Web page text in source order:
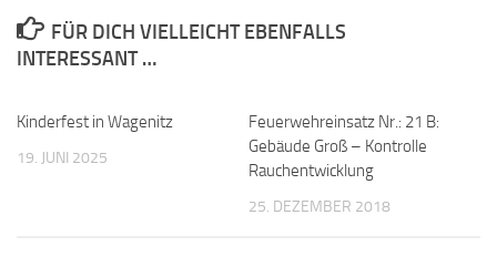
FÜR DICH VIELLEICHT EBENFALLS
INTERESSANT …
Kinderfest in Wagenitz
19. JUNI 2025
Feuerwehreinsatz Nr.: 21 B:
Gebäude Groß – Kontrolle
Rauchentwicklung
25. DEZEMBER 2018